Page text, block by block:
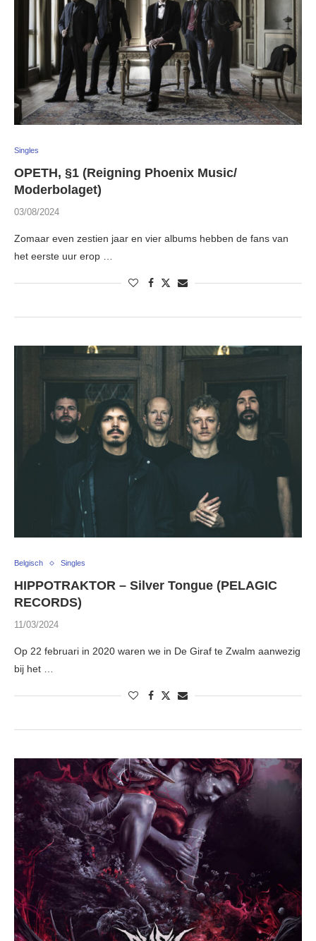
Singles
OPETH, §1 (Reigning Phoenix Music/
Moderbolaget)
03/08/2024
Zomaar even zestien jaar en vier albums hebben de fans van
het eerste uur erop …
Belgisch Singles
HIPPOTRAKTOR – Silver Tongue (PELAGIC
RECORDS)
11/03/2024
Op 22 februari in 2020 waren we in De Giraf te Zwalm aanwezig
bij het …